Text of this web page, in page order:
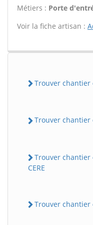
Métiers : Porte
Voir la fiche artisan :
Trouver chantier
Trouver chantier
Trouver chantier
CERE
Trouver chantier